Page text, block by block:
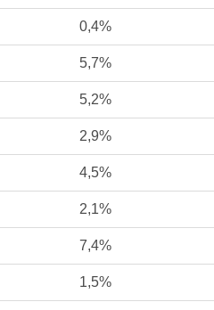
0,4%
5,7%
5,2%
2,9%
4,5%
2,1%
7,4%
1,5%